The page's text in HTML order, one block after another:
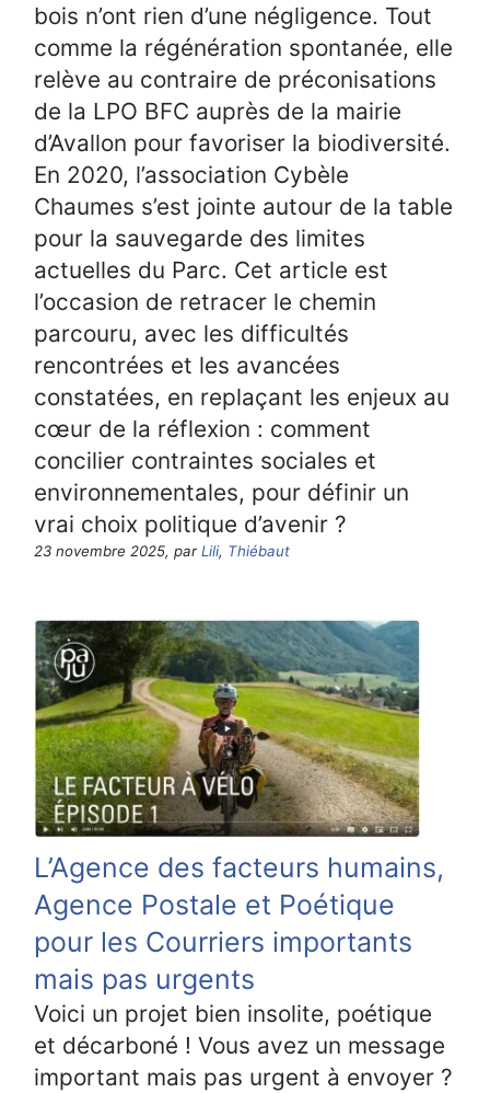
bois n’ont rien d’une négligence. Tout
comme la régénération spontanée, elle
relève au contraire de préconisations
de la LPO BFC auprès de la mairie
d’Avallon pour favoriser la biodiversité.
En 2020, l’association Cybèle
Chaumes s’est jointe autour de la table
pour la sauvegarde des limites
actuelles du Parc. Cet article est
l’occasion de retracer le chemin
parcouru, avec les difficultés
rencontrées et les avancées
constatées, en replaçant les enjeux au
cœur de la réflexion : comment
concilier contraintes sociales et
environnementales, pour définir un
vrai choix politique d’avenir ?
23 novembre 2025, parLili, Thiébaut
L’Agence des facteurs humains,
Agence Postale et Poétique
pour les Courriers importants
mais pas urgents
Voici un projet bien insolite, poétique
et décarboné ! Vous avez un message
important mais pas urgent à envoyer ?